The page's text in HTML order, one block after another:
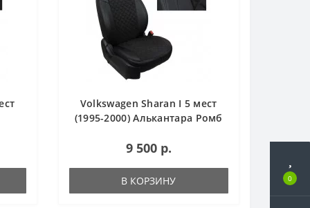
0
Volkswagen Sharan I 5 мест
(1995-2000) Алькантара Ромб
9 500 р.
В КОРЗИНУ